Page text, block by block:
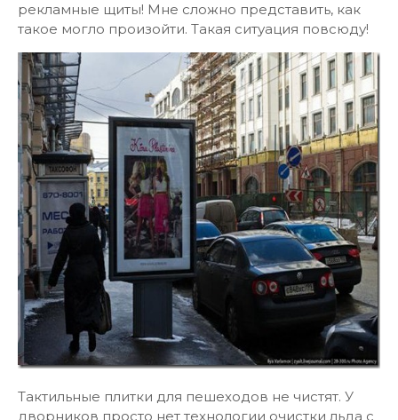
рекламные щиты! Мне сложно представить, как
такое могло произойти. Такая ситуация повсюду!
Тактильные плитки для пешеходов не чистят. У
дворников просто нет технологии очистки льда с